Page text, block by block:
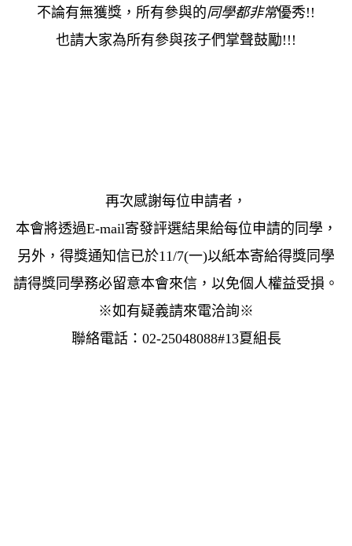
不論有無獲獎，所有參與的同學都非常優秀!!
也請大家為所有參與孩子們掌聲鼓勵!!!
再次感謝每位申請者，
本會將透過E-mail寄發評選結果給每位申請的同學，
另外，得獎通知信已於11/7(一)以紙本寄給得獎同學
請得獎同學務必留意本會來信， 以免個人權益受損。
※如有疑義請來電洽詢※
聯絡電話：02-25048088#13夏組長